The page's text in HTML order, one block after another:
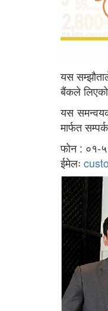
यस
बैंकले
यस
मार्फत
फाेन : ०१-
ईमेलः